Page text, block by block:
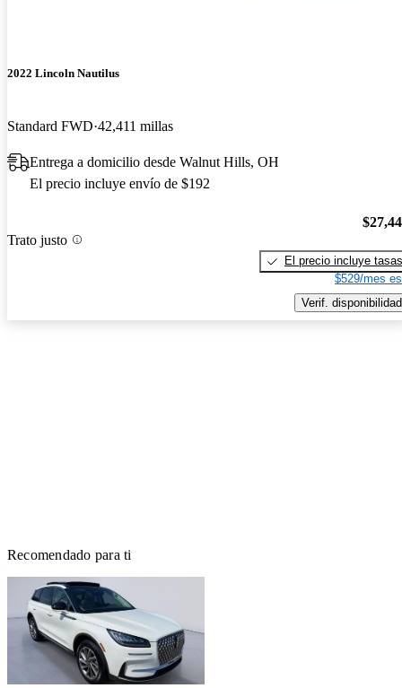
2022 Lincoln Nautilus
Standard FWD 42,411 millas
Entrega a domicilio desde Walnut Hills, OH
El precio incluye envío de $192
Trato justo
El precio incluye tasas
$529/mes
Verif. disponibilidad
Recomendado para ti